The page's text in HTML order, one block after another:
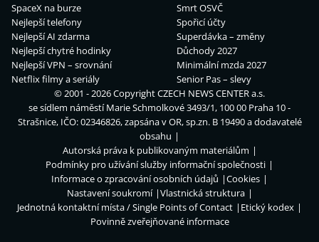
SpaceX na burze
Nejlepší telefony
Nejlepší AI zdarma
Nejlepší chytré hodinky
Nejlepší VPN – srovnání
Netflix filmy a seriály
Smrt OSVČ
Spořicí účty
Superdávka – změny
Důchody 2027
Minimální mzda 2027
Senior Pas – slevy
© 2001 - 2026 CopyrightCZECH NEWS CENTER a.s.
se sídlem náměstí Marie Schmolkové 3493/1, 100 00 Praha 10 -
Strašnice, IČO: 02346826, zapsána v OR, sp.zn. B 19490 a dodavatelé
obsahu
Autorská práva k publikovaným materiálům
Podmínky pro užívání služby informační společnosti
Informace o zpracování osobních údajů
Cookies
Nastavení soukromí
Vlastnická struktura
Jednotná kontaktní místa / Single Points of Contact
Etický kodex
Povinně zveřejňované informace